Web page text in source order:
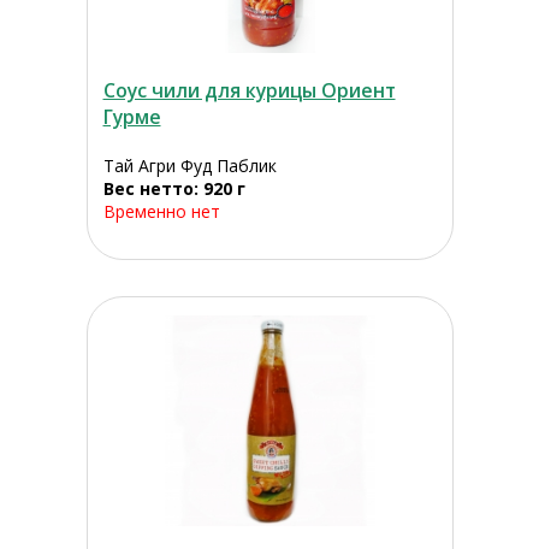
Соус чили для курицы Ориент
Гурме
Тай Агри Фуд Паблик
Вес нетто: 920 г
Временно нет